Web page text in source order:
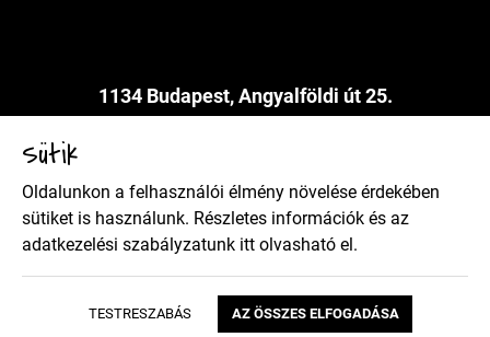
1134 Budapest, Angyalföldi út 25.
Adatkezelési szabályzat
Copyright 2026 Kreatívtok Design by BrandBar
Sütik
Oldalunkon a felhasználói élmény növelése érdekében
sütiket is használunk. Részletes információk és az
adatkezelési szabályzatunk itt olvasható el.
TESTRESZABÁS AZ ÖSSZES ELFOGADÁSA